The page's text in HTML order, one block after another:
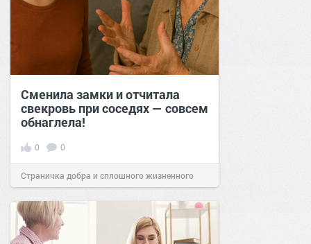
Сменила замки и отчитала
свекровь при соседях — совсем
обнаглела!
0 0
Страничка добра и сплошного жизненного
позитива! 19:00 22 ноя 2025